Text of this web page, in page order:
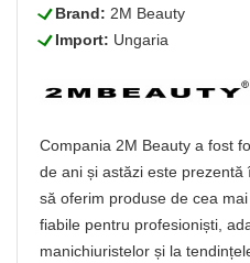
LBrand: 2M Beauty
LImport: Ungaria
Compania 2M Beauty a fost
de ani și astăzi este
să oferim produse de cea
fiabile pentru profesioniști,
manichiuristelor și la